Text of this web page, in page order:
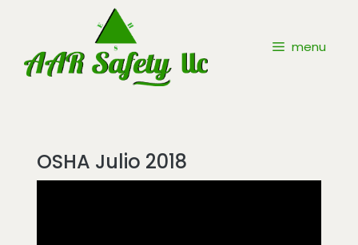
menu
OSHA Julio 2018